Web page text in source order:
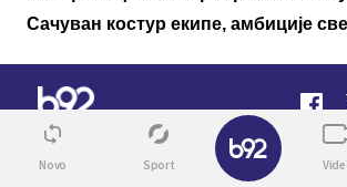
Сачуван костур екипе, амбиције
Novo Sport
✕